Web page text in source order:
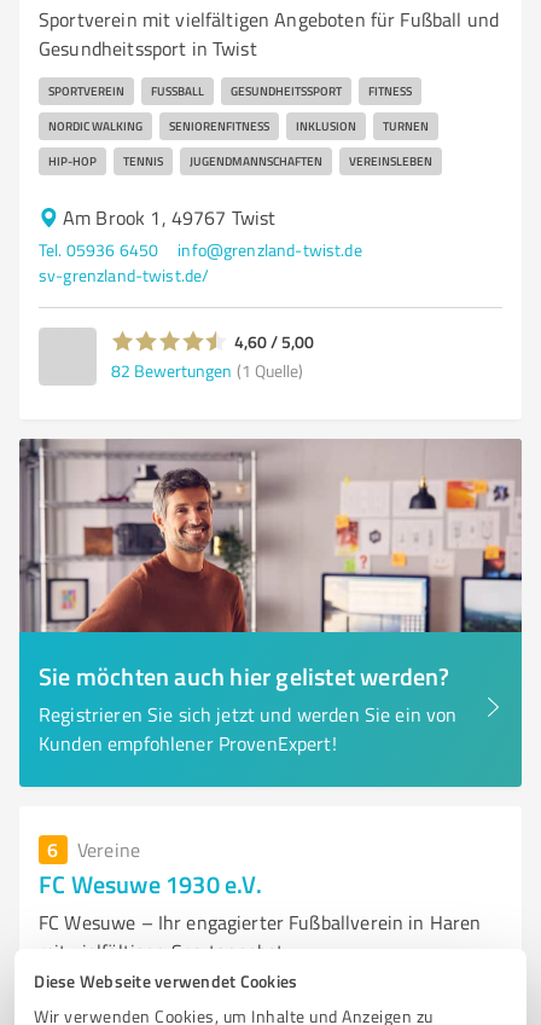
Diese Webseite verwendet Cookies
Wir verwenden Cookies, um Inhalte und Anzeigen zu
Sportverein mit vielfältigen Angeboten für Fußball und
Gesundheitssport in Twist
SPORTVEREIN FUSSBALL GESUNDHEITSSPORT FITNESS
NORDIC WALKING SENIORENFITNESS INKLUSION TURNEN
HIP-HOP TENNIS JUGENDMANNSCHAFTEN VEREINSLEBEN
Am Brook 1, 49767 Twist
Tel. 05936 6450
info@grenzland-twist.de
sv-grenzland-twist.de/
4,60 / 5,00
82 Bewertungen (1 Quelle)
Sie möchten auch hier gelistet werden?
Registrieren Sie sich jetzt und werden Sie ein von
Kunden empfohlener ProvenExpert!
6 Vereine
FC Wesuwe 1930 e.V.
FC Wesuwe – Ihr engagierter Fußballverein in Haren
mit vielfältigen Sportangebot
FUSSBALLVEREIN HAREN SPORTGEMEINSCHAFT